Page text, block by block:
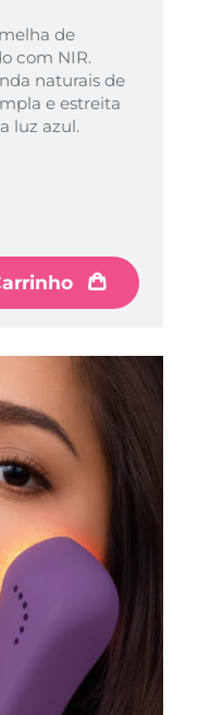
de
com NIR.
naturais de
e estreita
luz azul.